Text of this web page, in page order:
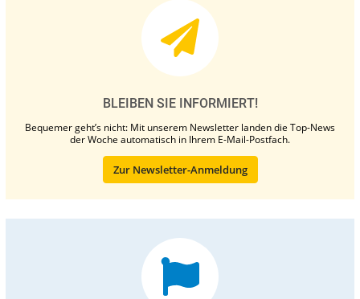
BLEIBEN SIE INFORMIERT!
Bequemer geht’s nicht: Mit unserem Newsletter landen die Top-News
der Woche automatisch in Ihrem E-Mail-Postfach.
Zur Newsletter-Anmeldung